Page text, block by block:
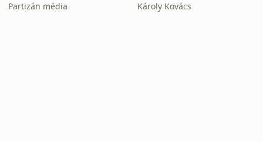
Partizán média Károly Kovács